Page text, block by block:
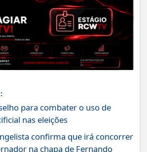
para combater o uso de
nas eleições
confirma que irá concorrer
na chapa de Fernando